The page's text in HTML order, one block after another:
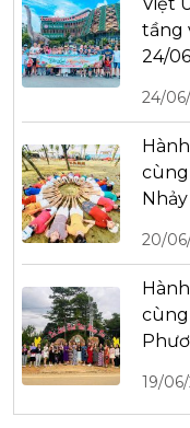
tầng
24/
24/
cùng
20/
cùng
19/